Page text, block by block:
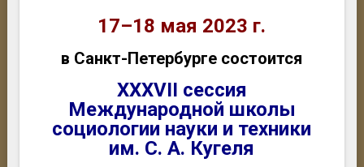
17–18 мая 2023 г.
в Санкт-Петербурге состоится
XXXVII сессия
Международной школы
социологии науки и техники
им. С. А. Кугеля